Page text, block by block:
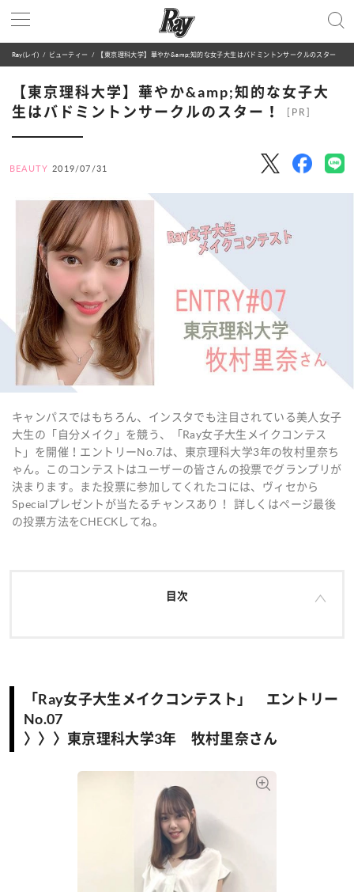
Ray(レイ) ビューティー 【東京理科大学】華やか&amp;知的な女子大生はバドミントンサークルのスター！
【東京理科大学】華やか&amp;知的な女子大
生はバドミントンサークルのスター！
[PR]
BEAUTY 2019/07/31
キャンパスではもちろん、インスタでも注目されている美人女子
大生の「自分メイク」を競う、「Ray女子大生メイクコンテス
ト」を開催！エントリーNo.7は、東京理科大学3年の牧村里奈ち
ゃん。このコンテストはユーザーの皆さんの投票でグランプリが
決まります。また投票に参加してくれたコには、ヴィセから
Specialプレゼントが当たるチャンスあり！ 詳しくはページ最後
の投票方法をCHECKしてね。
目次
「Ray女子大生メイクコンテスト」 エントリー
No.07
〉〉〉東京理科大学3年 牧村里奈さん